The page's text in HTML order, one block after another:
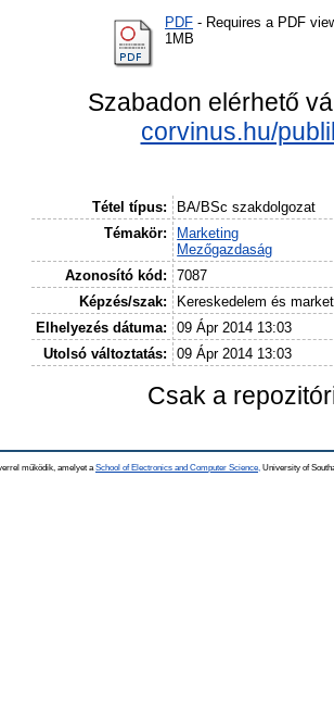
PDF - Requires a PDF
1MB
Szabadon elérhető
corvinus.hu/
Tétel típus:
BA/BSc szakdolgozat
Témakör:
Marketing
Mezőgazdaság
Azonosító kód:
7087
Képzés/szak:
Kereskedelem és
Elhelyezés dátuma:
09 Ápr 2014 13:03
Utolsó változtatás:
09 Ápr 2014 13:03
Csak a
működik, amelyet a School of Electronics and Computer Science, University of